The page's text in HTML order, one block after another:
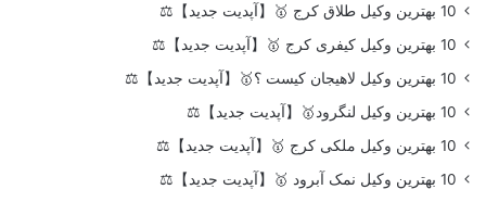
10 بهترین وکیل طلاق کرج 🥇【آپدیت جدید】⚖️
10 بهترین وکیل کیفری کرج 🥇【آپدیت جدید】⚖️
10 بهترین وکیل لاهیجان کیست ؟🥇【آپدیت جدید】⚖️
10 بهترین وکیل لنگرود🥇【آپدیت جدید】⚖️
10 بهترین وکیل ملکی کرج 🥇【آپدیت جدید】⚖️
10 بهترین وکیل نمک آبرود 🥇【آپدیت جدید】⚖️